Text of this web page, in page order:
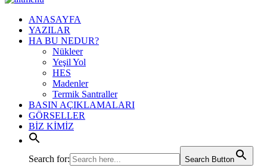
ANASAYFA
YAZILAR
HA BU NEDUR?
Nükleer
Yeşil Yol
HES
Madenler
Termik Santraller
BASIN AÇIKLAMALARI
GÖRSELLER
BİZ KİMİZ
Search for: Search Button